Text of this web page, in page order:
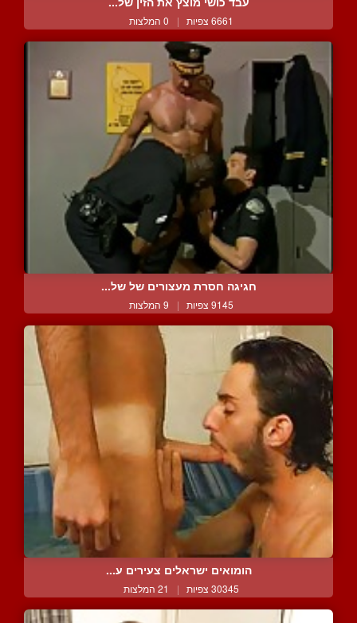
6661 צפיות | 0 המלצות
חגיגה חסרת מעצורים של של...
9145 צפיות | 9 המלצות
הומואים ישראלים צעירים ע...
30345 צפיות | 21 המלצות